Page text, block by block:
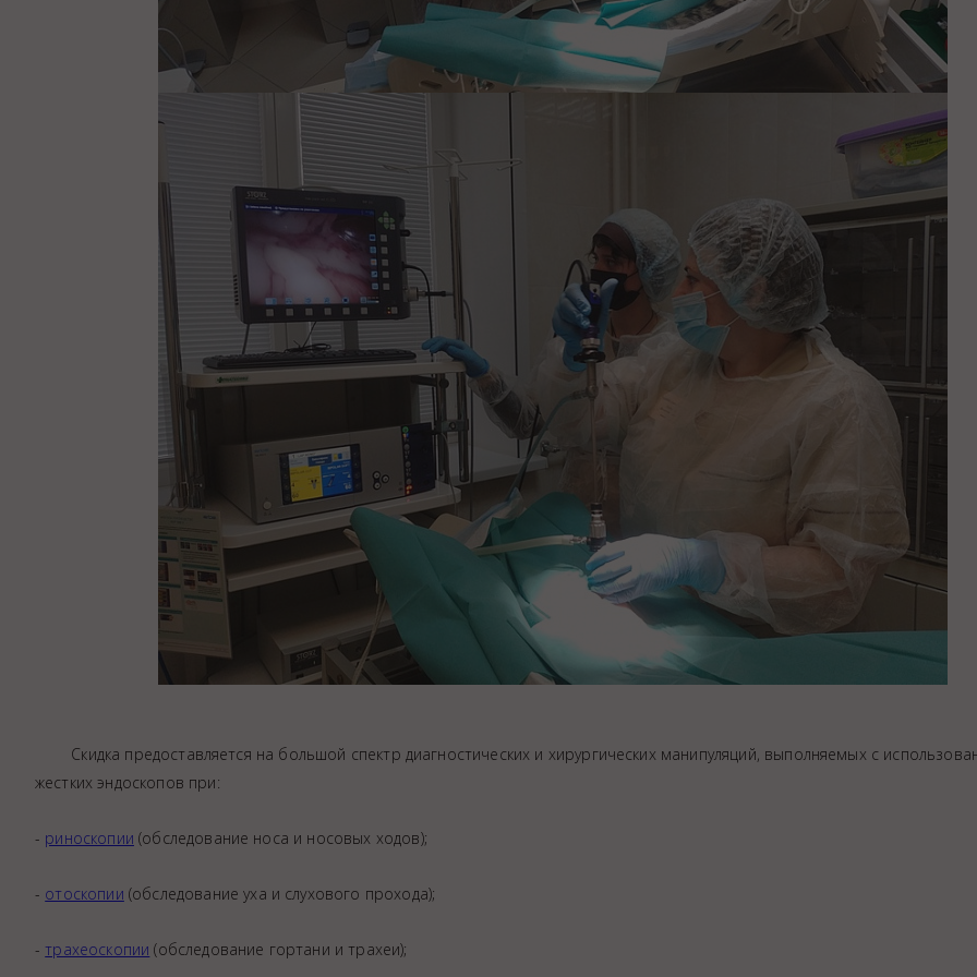
Скидка предоставляется на большой спектр диагностических и хирургических манипуляций, выполняемых с
жестких эндоскопов при:
- риноскопии (обследование носа и носовых ходов);
- отоскопии (обследование уха и слухового прохода);
- трахеоскопии (обследование гортани и трахеи);